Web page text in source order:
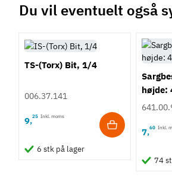
Du vil eventuelt også
TS-(Torx) Bit, 1/4
006.37.141
9,25 Inkl. moms
6 stk på lager
højde:
7,60 Inkl.
74